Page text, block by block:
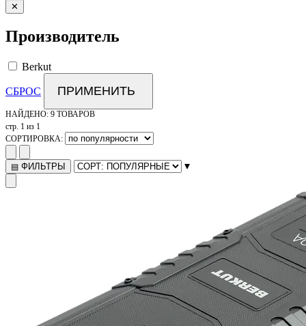
✕
Производитель
Berkut
СБРОС ПРИМЕНИТЬ
НАЙДЕНО: 9 ТОВАРОВ
стр. 1 из 1
СОРТИРОВКА:
▤ ФИЛЬТРЫ ▾